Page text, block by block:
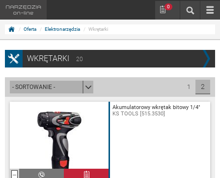
0
Oferta Elektronarzędzia Wkrętarki
WKRĘTARKI 20
1 2
Akumulatorowy wkrętak bitowy 1/4"
KS TOOLS [515.3530]